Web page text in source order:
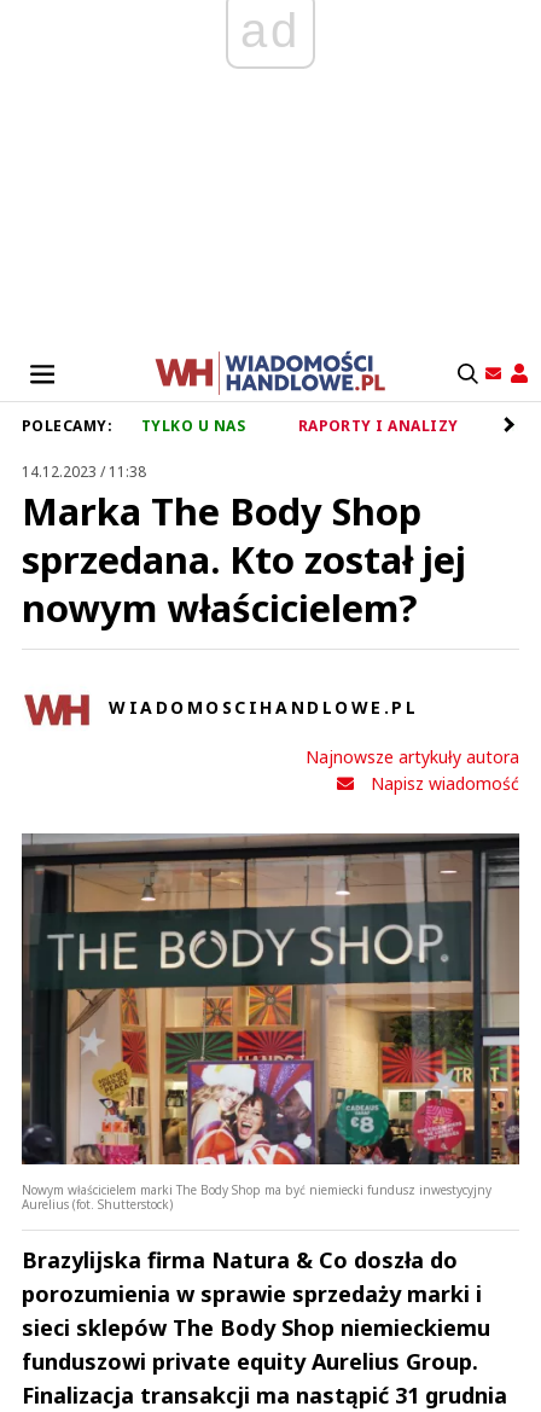
ad
POLECAMY: TYLKO U NAS RAPORTY I ANALIZY
14.12.2023 / 11:38
Marka The Body Shop
sprzedana. Kto został jej
nowym właścicielem?
WIADOMOSCIHANDLOWE.PL
Najnowsze artykuły autora
Napisz wiadomość
Nowym właścicielem marki The Body Shop ma być niemiecki fundusz inwestycyjny
Aurelius (fot. Shutterstock)
Brazylijska firma Natura & Co doszła do
porozumienia w sprawie sprzedaży marki i
sieci sklepów The Body Shop niemieckiemu
funduszowi private equity Aurelius Group.
Finalizacja transakcji ma nastąpić 31 grudnia